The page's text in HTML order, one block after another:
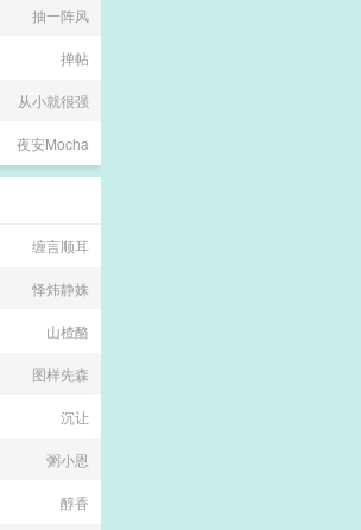
抽一阵风
掸帖
从小就很强
夜安Mocha
缠言顺耳
怿炜静姝
山楂酪
图样先森
沉让
粥小恩
醇香